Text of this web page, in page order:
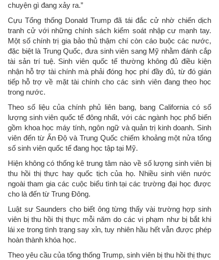
chuyện gì đang xảy ra.”
Cựu Tổng thống Donald Trump đã tái đắc cử nhờ chiến dịch
tranh cử với những chính sách kiểm soát nhập cư mạnh tay.
Một số chính trị gia bảo thủ thậm chí còn cáo buộc các nước,
đặc biệt là Trung Quốc, đưa sinh viên sang Mỹ nhằm đánh cắp
tài sản trí tuệ. Sinh viên quốc tế thường không đủ điều kiện
nhận hỗ trợ tài chính mà phải đóng học phí đầy đủ, từ đó gián
tiếp hỗ trợ về mặt tài chính cho các sinh viên đang theo học
trong nước.
Theo số liệu của chính phủ liên bang, bang California có số
lượng sinh viên quốc tế đông nhất, với các ngành học phổ biến
gồm khoa học máy tính, ngôn ngữ và quản trị kinh doanh. Sinh
viên đến từ Ấn Độ và Trung Quốc chiếm khoảng một nửa tổng
số sinh viên quốc tế đang học tập tại Mỹ.
Hiện không có thống kê trung tâm nào về số lượng sinh viên bị
thu hồi thị thực hay quốc tịch của họ. Nhiều sinh viên nước
ngoài tham gia các cuộc biểu tình tại các trường đại học được
cho là đến từ Trung Đông.
Luật sư Saunders cho biết ông từng thấy vài trường hợp sinh
viên bị thu hồi thị thực mỗi năm do các vi phạm như bị bắt khi
lái xe trong tình trạng say xỉn, tuy nhiên hầu hết vẫn được phép
hoàn thành khóa học.
Theo yêu cầu của tổng thống Trump, sinh viên bị thu hồi thị thực